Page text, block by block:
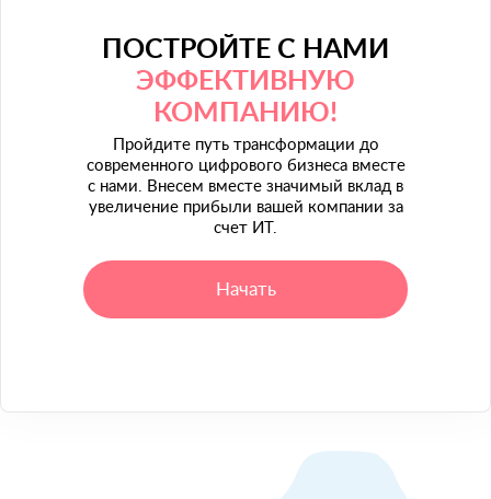
ПОСТРОЙТЕ С НАМИ
ЭФФЕКТИВНУЮ
КОМПАНИЮ!
Пройдите путь трансформации до
современного цифрового бизнеса вместе
с нами. Внесем вместе значимый вклад в
увеличение прибыли вашей компании за
счет ИТ.
Начать